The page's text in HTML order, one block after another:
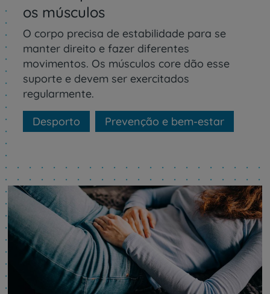
os músculos
O corpo precisa de estabilidade para se
manter direito e fazer diferentes
movimentos. Os músculos core dão esse
suporte e devem ser exercitados
regularmente.
Desporto
Prevenção e bem-estar